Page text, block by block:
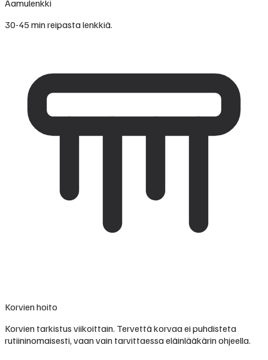
Aamulenkki
30-45 min reipasta lenkkiä.
Korvien hoito
Korvien tarkistus viikoittain. Tervettä korvaa ei puhdisteta
rutiininomaisesti, vaan vain tarvittaessa eläinlääkärin ohjeella.